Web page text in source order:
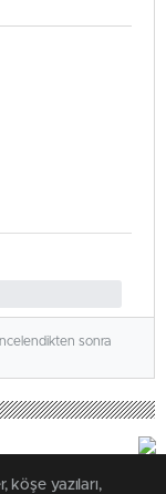
sonra
köşe yazıları,